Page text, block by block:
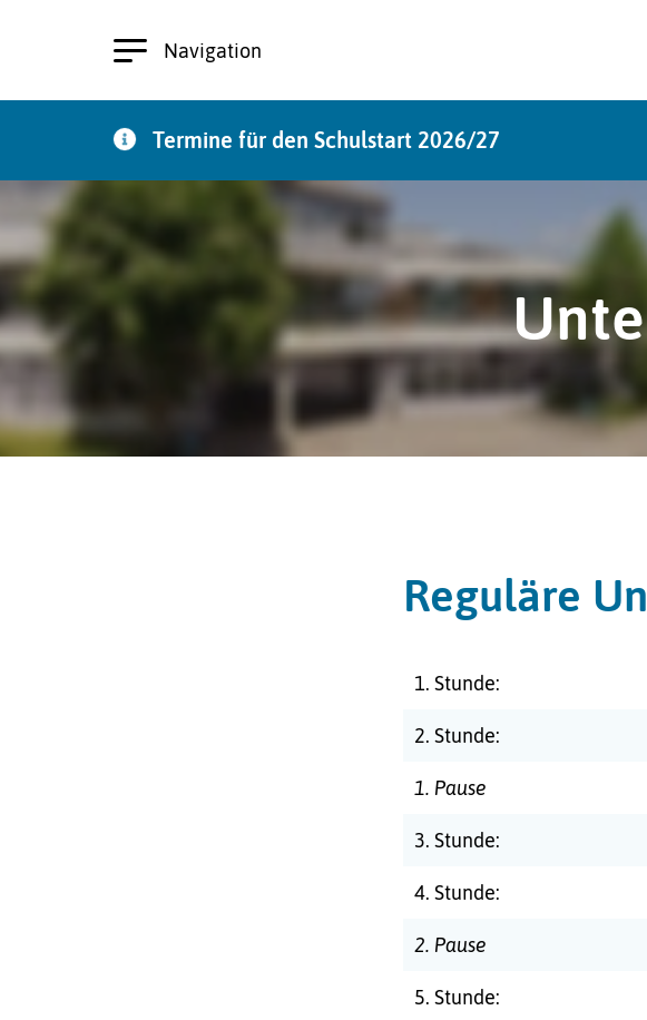
Navigation
Termine für den Schulstart 2026/27
zu den Terminen
Reguläre
1. Stunde:
2. Stunde:
1. Pause
3. Stunde:
4. Stunde:
2. Pause
5. Stunde: